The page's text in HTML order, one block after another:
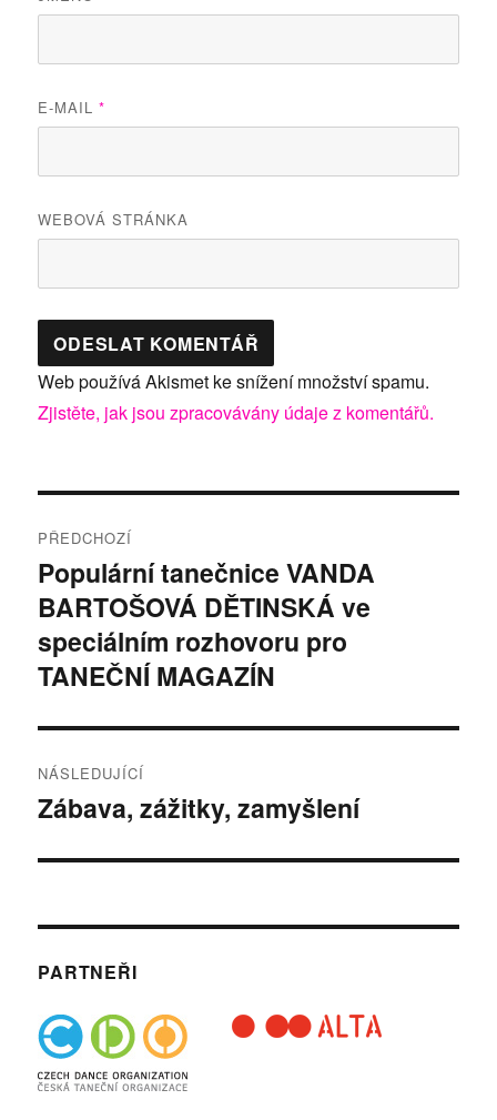
E-MAIL*
WEBOVÁ STRÁNKA
Web používá Akismet ke snížení množství spamu.
Zjistěte, jak jsou zpracovávány údaje z komentářů.
pro
příspěvek
PŘEDCHOZÍ
Předchozí
příspěvek:
Populární tanečnice VANDA
BARTOŠOVÁ DĚTINSKÁ ve
speciálním rozhovoru pro
TANEČNÍ MAGAZÍN
NÁSLEDUJÍCÍ
Následující
Zábava, zážitky, zamyšlení
PARTNEŘI